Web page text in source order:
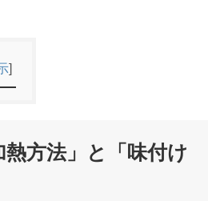
]
方法」と「味付け